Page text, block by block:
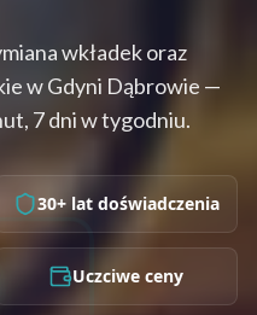
wkładek oraz
w Gdyni Dąbrowie —
7 dni w tygodniu.
30+ lat doświadczenia
Uczciwe ceny